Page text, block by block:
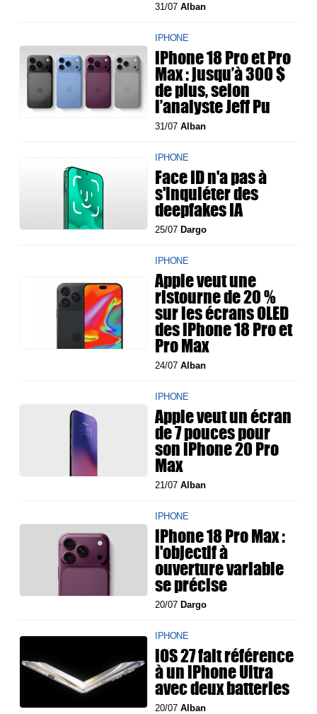
31/07Alban
IPHONE
iPhone 18 Pro et Pro
Max : jusqu’à 300 $
de plus, selon
l’analyste Jeff Pu
31/07Alban
IPHONE
Face ID n'a pas à
s'inquiéter des
deepfakes IA
25/07 Dargo
IPHONE
Apple veut une
ristourne de 20 %
sur les écrans OLED
des iPhone 18 Pro et
Pro Max
24/07Alban
IPHONE
Apple veut un écran
de 7 pouces pour
son iPhone 20 Pro
Max
21/07Alban
IPHONE
iPhone 18 Pro Max :
l'objectif à
ouverture variable
se précise
20/07 Dargo
IPHONE
iOS 27 fait référence
à un iPhone Ultra
avec deux batteries
20/07Alban